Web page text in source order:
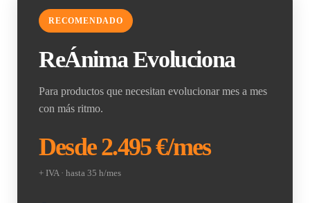
RECOMENDADO
ReÁnima Evoluciona
Para productos que necesitan evolucionar mes a mes
con más ritmo.
Desde 2.495 €/mes
+ IVA · hasta 35 h/mes